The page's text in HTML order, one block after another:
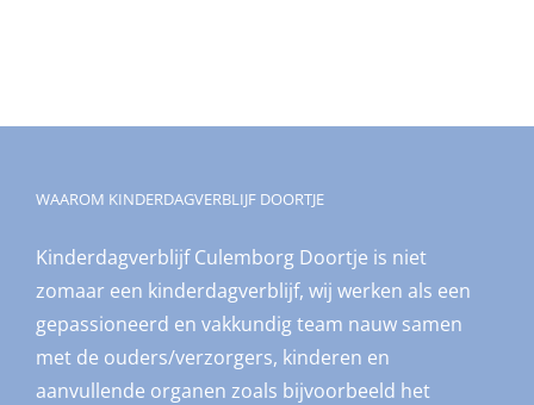
WAAROM KINDERDAGVERBLIJF DOORTJE
Kinderdagverblijf Culemborg Doortje is niet
zomaar een kinderdagverblijf, wij werken als een
gepassioneerd en vakkundig team nauw samen
met de ouders/verzorgers, kinderen en
aanvullende organen zoals bijvoorbeeld het